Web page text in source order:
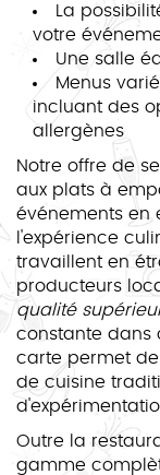
La
votre
Une salle
Menus
incluant des
allergènes
Notre offre de
aux plats à
événements en
l'expérience
travaillent en
producteurs
qualité
constante dans
carte permet
de cuisine
Outre la
gamme